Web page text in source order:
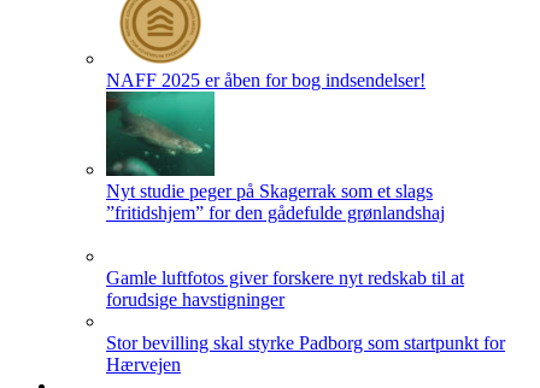
NAFF 2025 er åben for bog indsendelser!
Nyt studie peger på Skagerrak som et slags
”fritidshjem” for den gådefulde grønlandshaj
Gamle luftfotos giver forskere nyt redskab til at
forudsige havstigninger
Stor bevilling skal styrke Padborg som startpunkt for
Hærvejen